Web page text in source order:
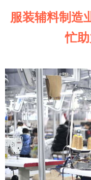
服装辅料制造
忙